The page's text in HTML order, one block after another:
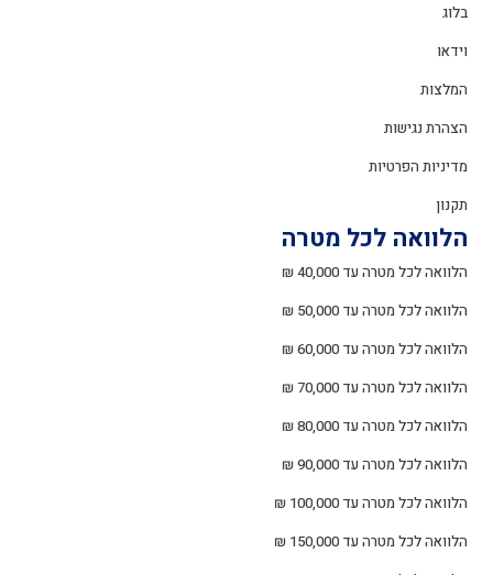
בלוג
וידאו
המלצות
הצהרת נגישות
מדיניות הפרטיות
תקנון
הלוואה לכל מטרה
הלוואה לכל מטרה עד 40,000 ₪
הלוואה לכל מטרה עד 50,000 ₪
הלוואה לכל מטרה עד 60,000 ₪
הלוואה לכל מטרה עד 70,000 ₪
הלוואה לכל מטרה עד 80,000 ₪
הלוואה לכל מטרה עד 90,000 ₪
הלוואה לכל מטרה עד 100,000 ₪
הלוואה לכל מטרה עד 150,000 ₪